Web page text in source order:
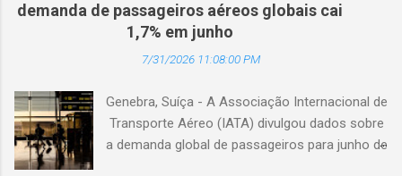
demanda de passageiros aéreos globais cai
1,7% em junho
7/31/2026 11:08:00 PM
Genebra, Suíça - A Associação Internacional de
Transporte Aéreo (IATA) divulgou dados sobre
a demanda global de passageiros para junho de